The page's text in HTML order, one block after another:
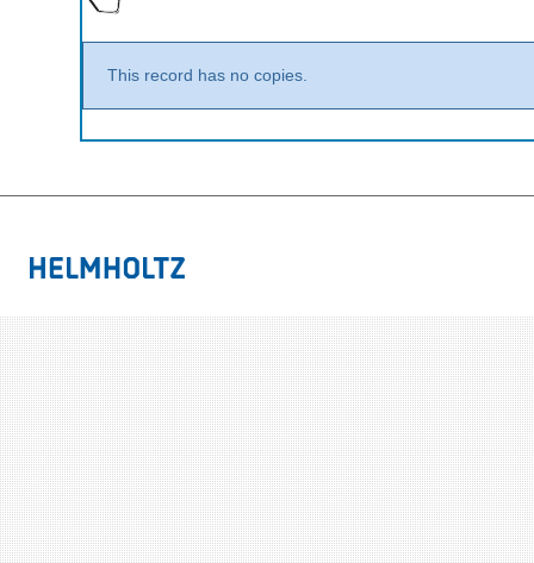
This record has no copies.